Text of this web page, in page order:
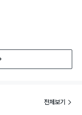
전체보기